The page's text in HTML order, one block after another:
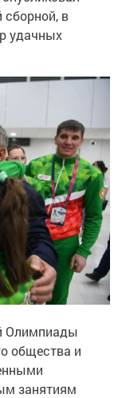
сборной, в
удачных
Олимпиады
общества и
занятиям